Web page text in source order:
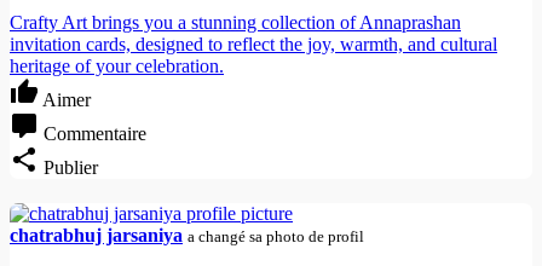
Crafty Art brings you a stunning collection of Annaprashan
invitation cards, designed to reflect the joy, warmth, and cultural
heritage of your celebration.
Aimer
Commentaire
Publier
chatrabhuj jarsaniya a changé sa photo de profil